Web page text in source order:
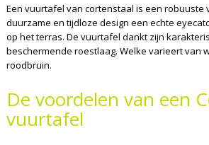
Een vuurtafel van cortenstaal is een
duurzame en tijdloze design een echte
op het terras. De vuurtafel dankt zijn
beschermende roestlaag. Welke varieert van
roodbruin.
De voordelen van een
vuurtafel